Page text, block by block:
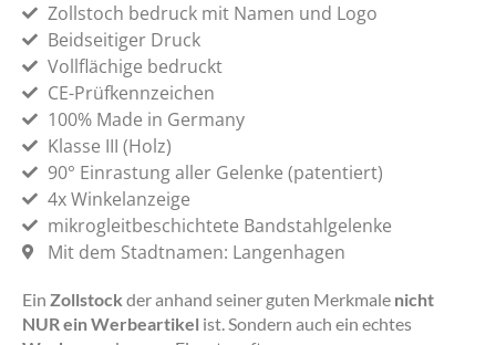
Zollstoch bedruck mit Namen und Logo
Beidseitiger Druck
Vollflächige bedruckt
CE-Prüfkennzeichen
100% Made in Germany
Klasse III (Holz)
90° Einrastung aller Gelenke (patentiert)
4x Winkelanzeige
mikrogleitbeschichtete Bandstahlgelenke
Mit dem Stadtnamen: Langenhagen
Ein Zollstock der anhand seiner guten Merkmale nicht
NUR ein Werbeartikel ist. Sondern auch ein echtes